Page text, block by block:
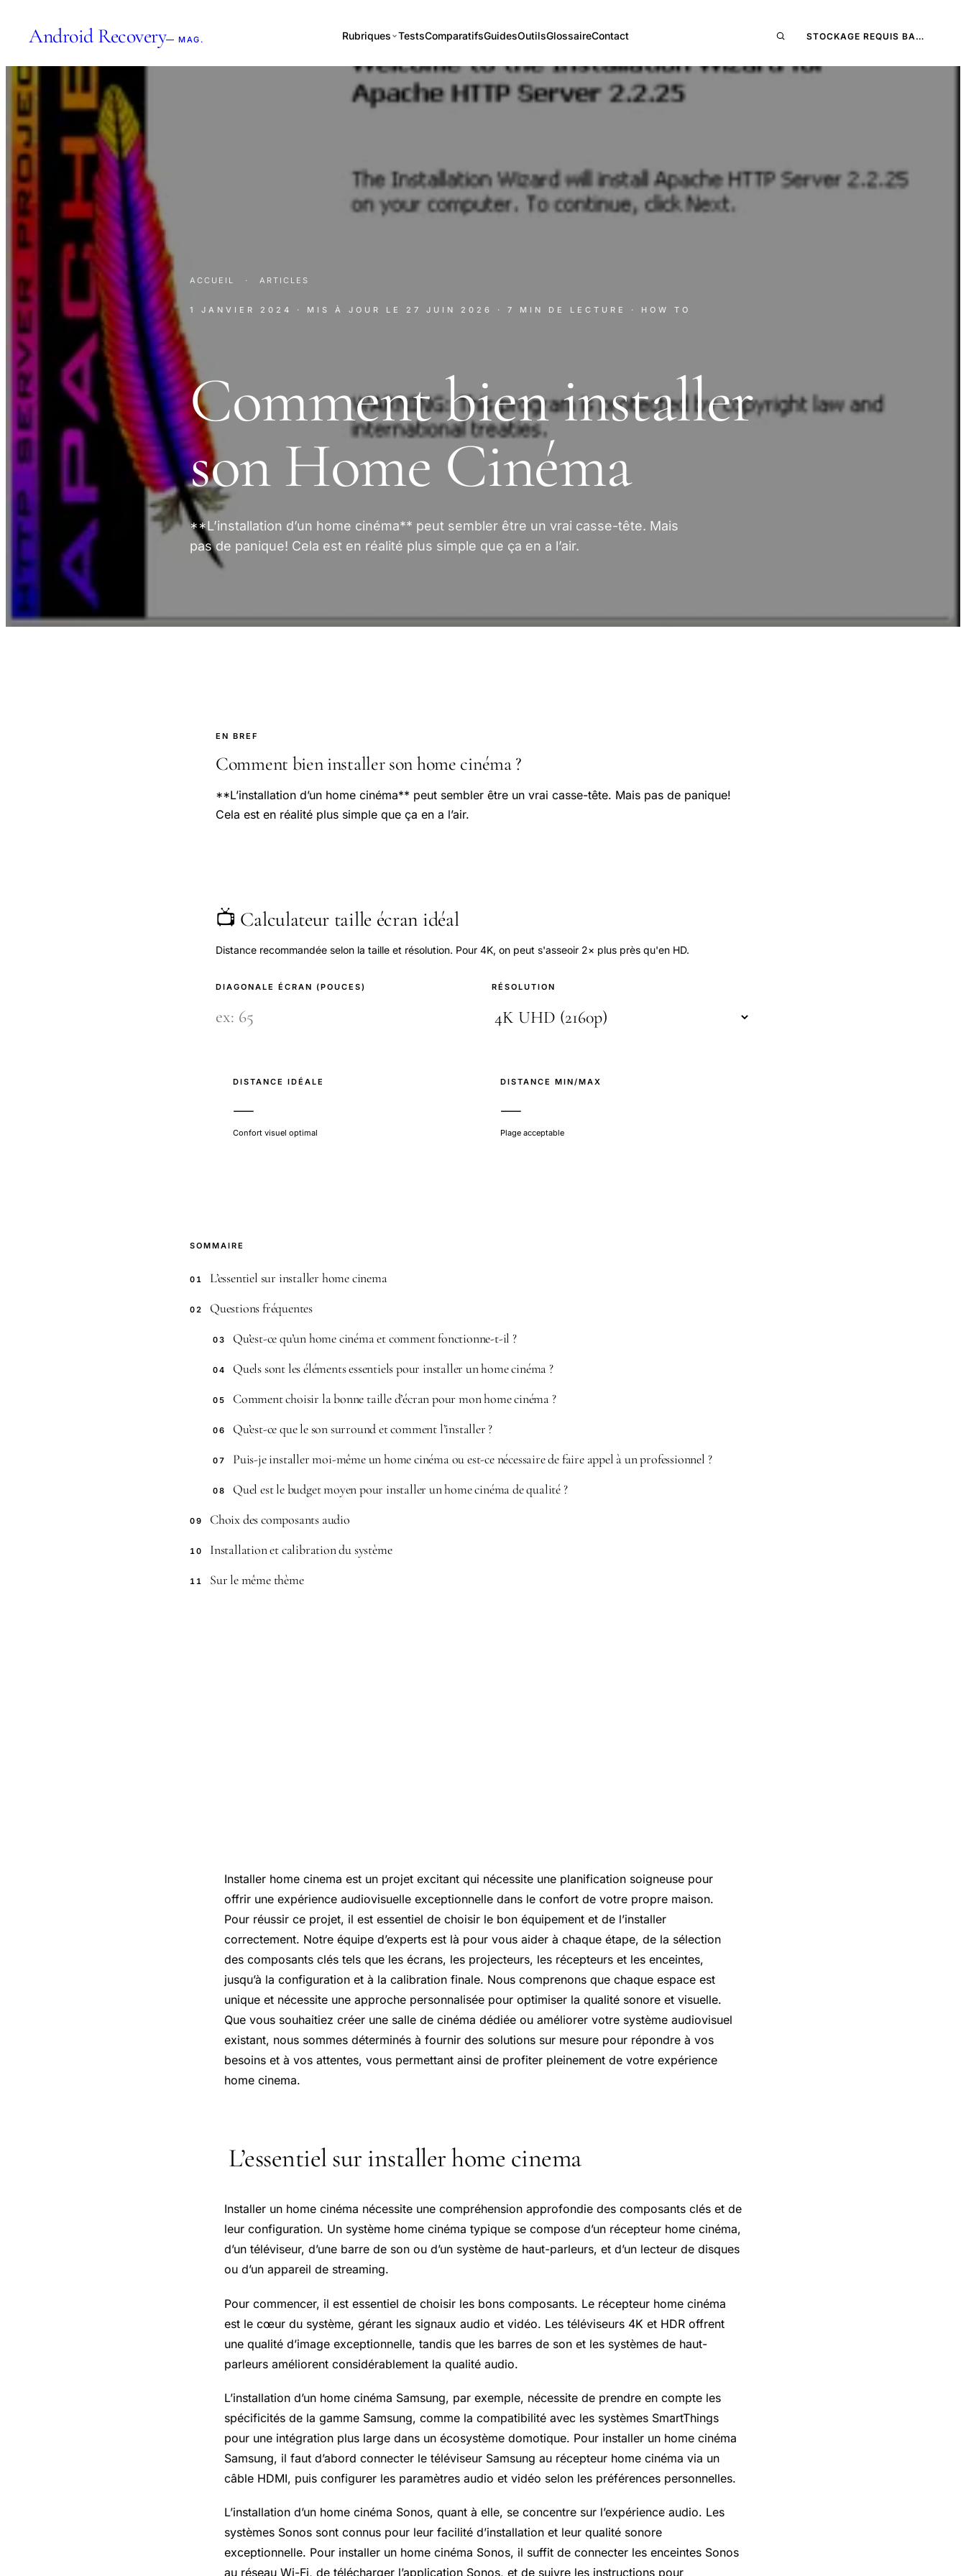
Android Recovery— MAG. Rubriques TestsComparatifsGuidesOutilsGlossaireContact STOCKAGE REQUIS BA…
ACCUEIL · ARTICLES
1 JANVIER 2024 · MIS À JOUR LE 27 JUIN 2026 · 7 MIN DE LECTURE · HOW TO
Comment bien installer
son Home Cinéma
**L’installation d’un home cinéma** peut sembler être un vrai casse-tête. Mais
pas de panique! Cela est en réalité plus simple que ça en a l’air.
EN BREF
Comment bien installer son home cinéma ?
**L’installation d’un home cinéma** peut sembler être un vrai casse-tête. Mais pas de panique!
Cela est en réalité plus simple que ça en a l’air.
📺 Calculateur taille écran idéal
Distance recommandée selon la taille et résolution. Pour 4K, on peut s'asseoir 2× plus près qu'en HD.
DIAGONALE ÉCRAN (POUCES) RÉSOLUTION
DISTANCE IDÉALE
—
Confort visuel optimal
DISTANCE MIN/MAX
—
Plage acceptable
SOMMAIRE
01 L’essentiel sur installer home cinema
02 Questions fréquentes
03 Qu’est-ce qu’un home cinéma et comment fonctionne-t-il ?
04 Quels sont les éléments essentiels pour installer un home cinéma ?
05 Comment choisir la bonne taille d’écran pour mon home cinéma ?
06 Qu’est-ce que le son surround et comment l’installer ?
07 Puis-je installer moi-même un home cinéma ou est-ce nécessaire de faire appel à un professionnel ?
08 Quel est le budget moyen pour installer un home cinéma de qualité ?
09 Choix des composants audio
10 Installation et calibration du système
11 Sur le même thème
Installer home cinema est un projet excitant qui nécessite une planification soigneuse pour
offrir une expérience audiovisuelle exceptionnelle dans le confort de votre propre maison.
Pour réussir ce projet, il est essentiel de choisir le bon équipement et de l’installer
correctement. Notre équipe d’experts est là pour vous aider à chaque étape, de la sélection
des composants clés tels que les écrans, les projecteurs, les récepteurs et les enceintes,
jusqu’à la configuration et à la calibration finale. Nous comprenons que chaque espace est
unique et nécessite une approche personnalisée pour optimiser la qualité sonore et visuelle.
Que vous souhaitiez créer une salle de cinéma dédiée ou améliorer votre système audiovisuel
existant, nous sommes déterminés à fournir des solutions sur mesure pour répondre à vos
besoins et à vos attentes, vous permettant ainsi de profiter pleinement de votre expérience
home cinema.
L’essentiel sur installer home cinema
Installer un home cinéma nécessite une compréhension approfondie des composants clés et de
leur configuration. Un système home cinéma typique se compose d’un récepteur home cinéma,
d’un téléviseur, d’une barre de son ou d’un système de haut-parleurs, et d’un lecteur de disques
ou d’un appareil de streaming.
Pour commencer, il est essentiel de choisir les bons composants. Le récepteur home cinéma
est le cœur du système, gérant les signaux audio et vidéo. Les téléviseurs 4K et HDR offrent
une qualité d’image exceptionnelle, tandis que les barres de son et les systèmes de haut-
parleurs améliorent considérablement la qualité audio.
L’installation d’un home cinéma Samsung, par exemple, nécessite de prendre en compte les
spécificités de la gamme Samsung, comme la compatibilité avec les systèmes SmartThings
pour une intégration plus large dans un écosystème domotique. Pour installer un home cinéma
Samsung, il faut d’abord connecter le téléviseur Samsung au récepteur home cinéma via un
câble HDMI, puis configurer les paramètres audio et vidéo selon les préférences personnelles.
L’installation d’un home cinéma Sonos, quant à elle, se concentre sur l’expérience audio. Les
systèmes Sonos sont connus pour leur facilité d’installation et leur qualité sonore
exceptionnelle. Pour installer un home cinéma Sonos, il suffit de connecter les enceintes Sonos
au réseau Wi-Fi, de télécharger l’application Sonos, et de suivre les instructions pour